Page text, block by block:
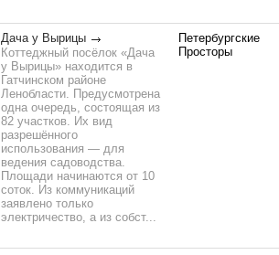
Дача у Вырицы
Коттеджный посёлок «Дача
у Вырицы» находится в
Гатчинском районе
Ленобласти. Предусмотрена
одна очередь, состоящая из
82 участков. Их вид
разрешённого
использования — для
ведения садоводства.
Площади начинаются от 10
соток. Из коммуникаций
заявлено только
электричество, а из собст...
Петербургские
Просторы